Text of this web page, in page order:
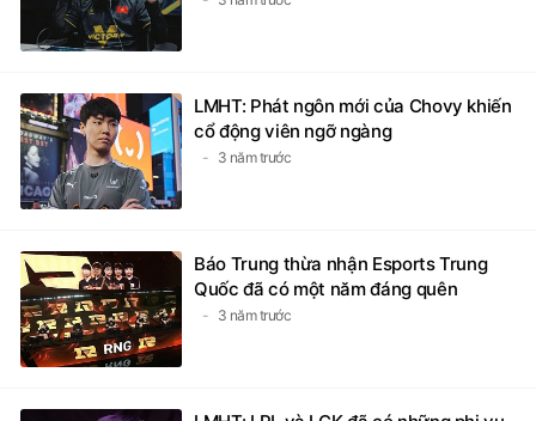
LMHT: Phát ngôn mới của Chovy khiến
cổ động viên ngỡ ngàng
3 năm trước
Báo Trung thừa nhận Esports Trung
Quốc đã có một năm đáng quên
3 năm trước